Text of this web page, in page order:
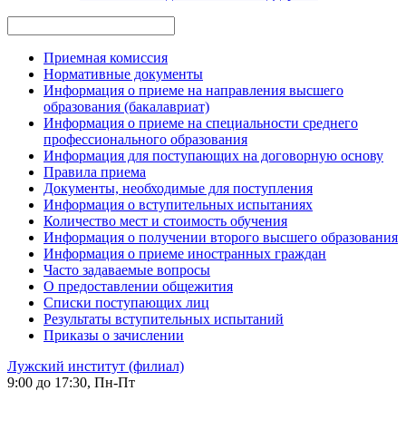
Приемная комиссия
Нормативные документы
Информация о приеме на направления высшего
образования (бакалавриат)
Информация о приеме на специальности среднего
профессионального образования
Информация для поступающих на договорную основу
Правила приема
Документы, необходимые для поступления
Информация о вступительных испытаниях
Количество мест и стоимость обучения
Информация о получении второго высшего образования
Информация о приеме иностранных граждан
Часто задаваемые вопросы
О предоставлении общежития
Списки поступающих лиц
Результаты вступительных испытаний
Приказы о зачислении
Лужский институт (филиал)
9:00 до 17:30, Пн-Пт